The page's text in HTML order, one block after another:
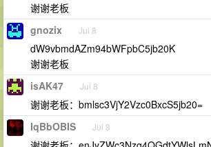
谢谢老板
gnozix Jul 8
dW9vbmdAZm94bWFpbC5jb20K
谢谢老板
isAK47 Jul 8
谢谢老板：bmlsc3VjY2Vzc0BxcS5jb20=
IqBbOBIS Jul 8